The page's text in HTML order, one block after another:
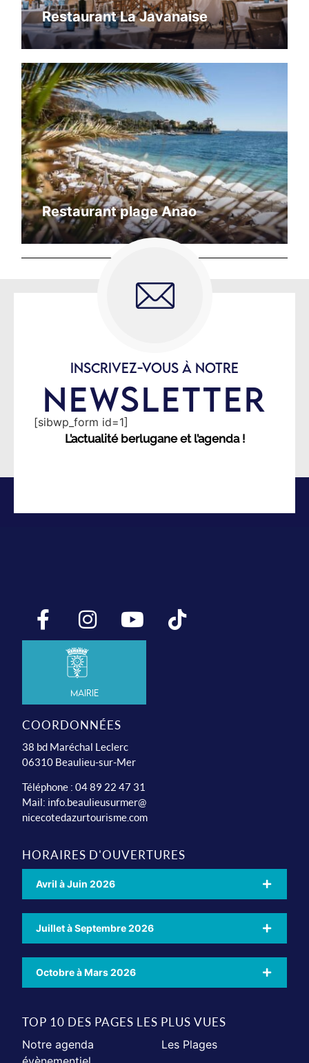
Restaurant La Javanaise
Restaurant plage Anao
INSCRIVEZ-VOUS À NOTRE
NEWSLETTER
[sibwp_form id=1]
L’actualité berlugane et l’agenda !
Mairie
COORDONNÉES
38 bd Maréchal Leclerc
06310 Beaulieu-sur-Mer
Téléphone : 04 89 22 47 31
Mail: info.beaulieusurmer@
nicecotedazurtourisme.com
HORAIRES D'OUVERTURES
Avril à Juin 2026
Juillet à Septembre 2026
Octobre à Mars 2026
TOP 10 DES PAGES LES PLUS VUES
Notre agenda
Les Plages